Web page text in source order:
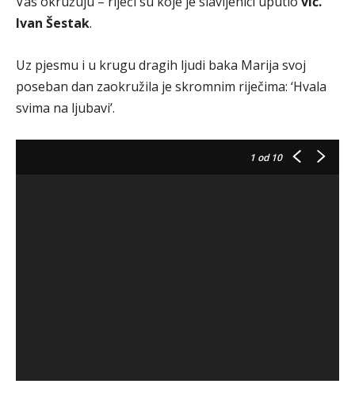
Ivan Šestak.
Uz pjesmu i u krugu dragih ljudi baka Marija svoj
poseban dan zaokružila je skromnim riječima: ‘Hvala
svima na ljubavi’.
1 od 10